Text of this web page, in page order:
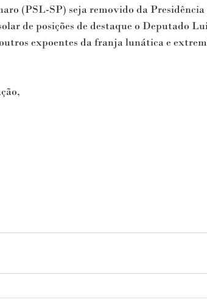
(PSL-SP) seja removido da
de posições de destaque o Deputado
expoentes da franja lunática e